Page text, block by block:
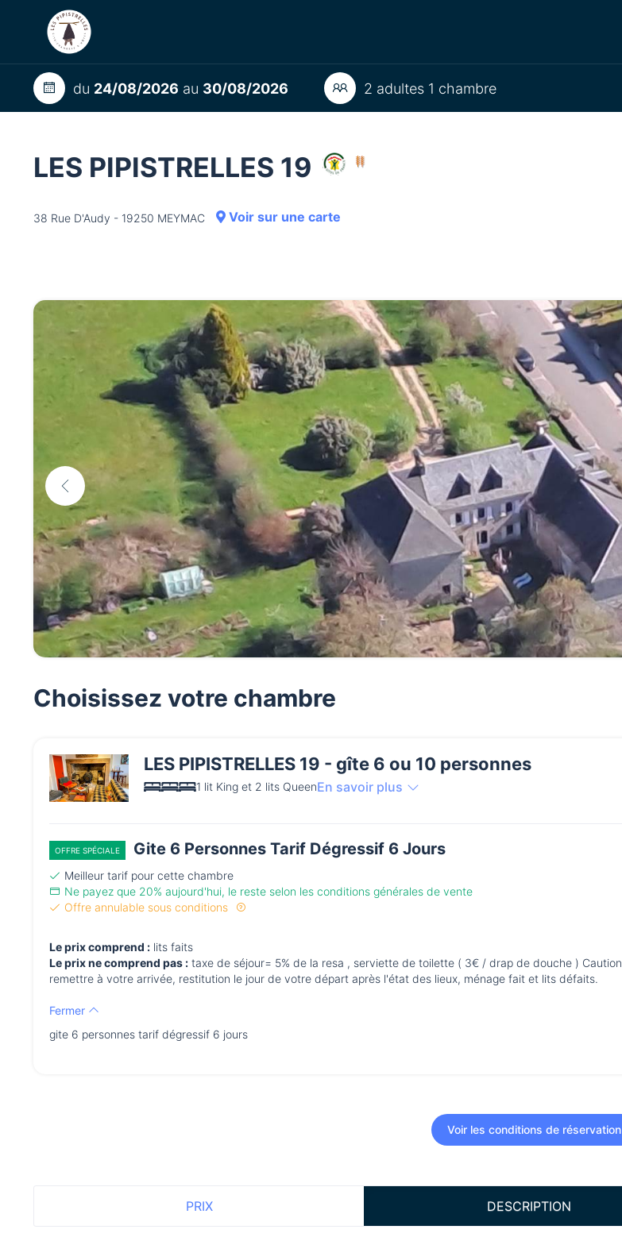
du 24/08/2026 au 30/08/2026 2 adultes 1 chambre
LES PIPISTRELLES 19
38 Rue D'Audy - 19250 MEYMAC Voir sur une carte
Choisissez votre chambre
LES PIPISTRELLES 19 - gîte 6 ou 10 personnes
1 lit King et 2 lits QueenEn savoir plus
OFFRE SPÉCIALE Gite 6 Personnes Tarif Dégressif 6 Jours
Meilleur tarif pour cette chambre
Ne payez que 20% aujourd'hui, le reste selon les conditions générales de vente
Offre annulable sous conditions
Le prix comprend : lits faits
Le prix ne comprend pas : taxe de séjour= 5% de la resa , serviette de toilette ( 3€ / drap de douche ) Caution = par chèque 500€ à
remettre à votre arrivée, restitution le jour de votre départ après l'état des lieux, ménage fait et lits défaits.
Fermer
gite 6 personnes tarif dégressif 6 jours
Voir les conditions de réservation
PRIX DESCRIPTION